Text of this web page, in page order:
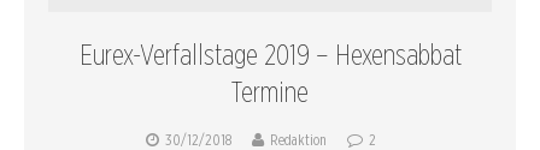
Eurex-Verfallstage 2019 – Hexensabbat
Termine
30/12/2018 Redaktion 2